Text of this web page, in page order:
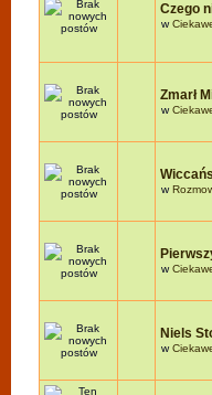
Czego
w
Zmarł
w
w
w
Niels
w